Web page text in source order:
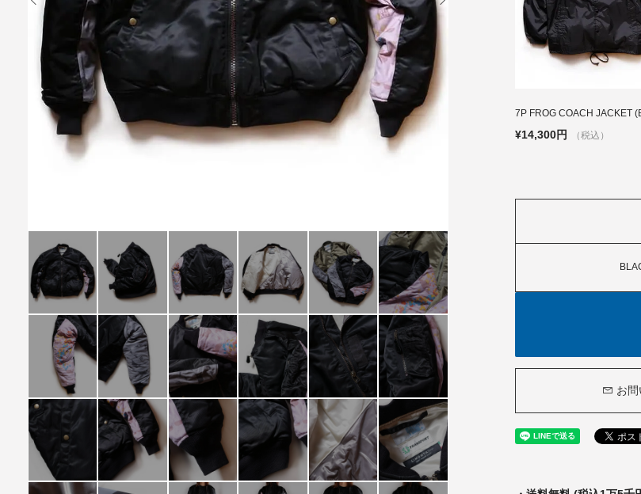
7P FROG COACH JACKET
¥14,300円 （税込）
お